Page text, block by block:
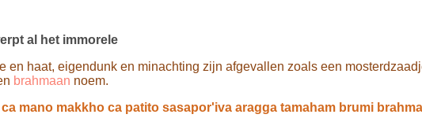
al het immorele
en haat, eigendunk en minachting zijn afgevallen zoals een
brahmaan noem.
mano makkho ca patito sasapor'iva aragga tamaham brumi